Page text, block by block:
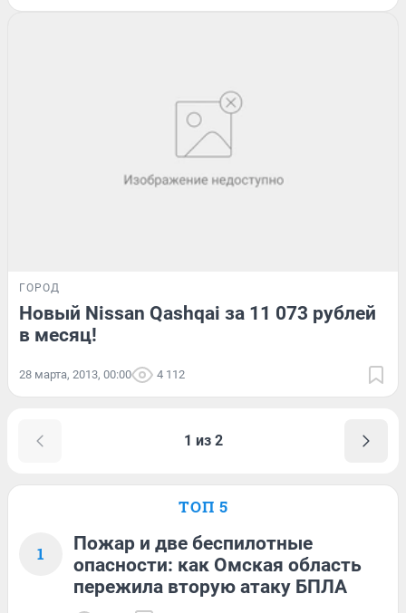
ГОРОД
Новый Nissan Qashqai за 11 073 рублей
в месяц!
28 марта, 2013, 00:00 4 112
1 из 2
ТОП 5
1
Пожар и две беспилотные
опасности: как Омская область
пережила вторую атаку БПЛА